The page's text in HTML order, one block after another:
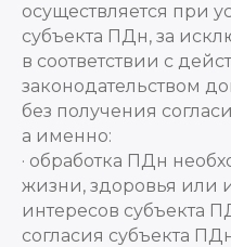
осуществляется при
субъекта ПДн, за
в соответствии с
законодательством
без получения
а именно:
· обработка ПДн
жизни, здоровья или
интересов субъекта
согласия субъекта